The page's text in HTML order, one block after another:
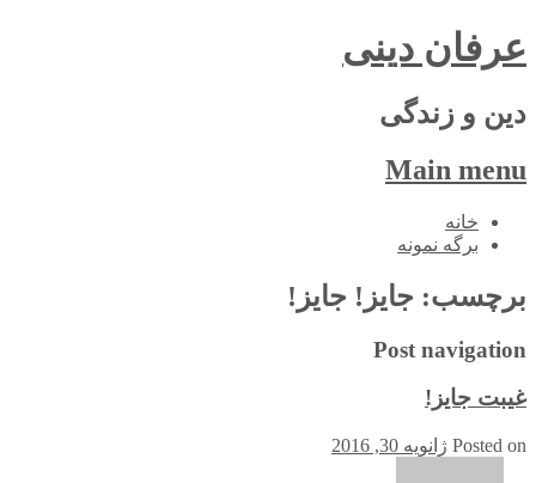
عرفان دینی
دین و زندگی
Main menu
Skip
خانه
برگه نمونه
برچسب: جایز! جایز!
Post navigation
غیبت جایز!
Posted on ژانویه 30, 2016